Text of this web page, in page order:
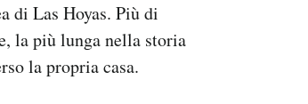
di Las Hoyas. Più di
la più lunga nella storia
la propria casa.